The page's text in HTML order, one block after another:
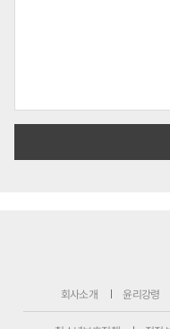
회사소개 윤리강령